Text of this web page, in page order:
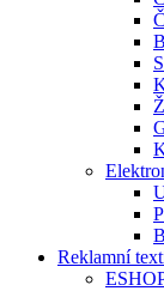
Reklamní